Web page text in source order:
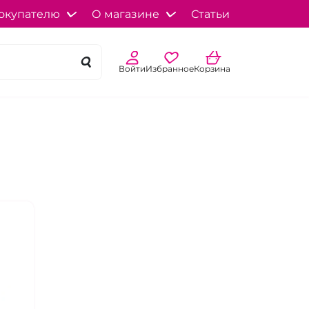
О магазине Статьи
ВойтиИзбранноеКорзина